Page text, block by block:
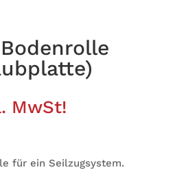
MwSt!
für ein Seilzugsystem.